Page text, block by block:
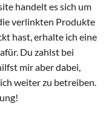
handelt es sich um
verlinkten Produkte
hast, erhalte ich eine
Du zahlst bei
mir aber dabei,
weiter zu betreiben.